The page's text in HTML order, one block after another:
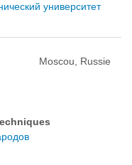
университет
Moscou, Russie